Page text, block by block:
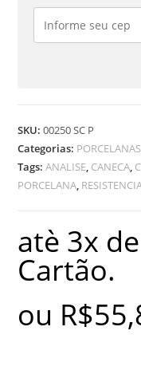
quantidade
SKU:00250 SC P
Categorias: PORCELANAS
Tags:ANALISE, CANECA,
PORCELANA,
atè 3x de
Cartão.
ou R$